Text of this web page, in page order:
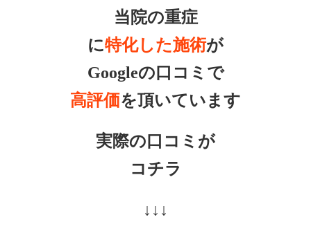
当院の重症
に特化した施術が
Googleの口コミで
高評価を頂いています
実際の口コミが
コチラ
↓↓↓